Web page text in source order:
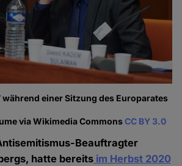
während einer Sitzung des Europarates
via Wikimedia CommonsCC BY 3.0
Beauftragter
hatte bereits im Herbst 2020